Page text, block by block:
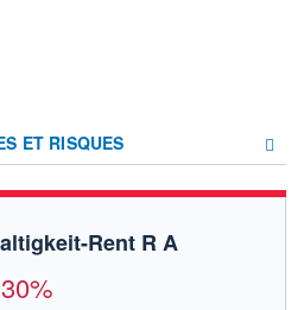
ET RISQUES
Rent R A